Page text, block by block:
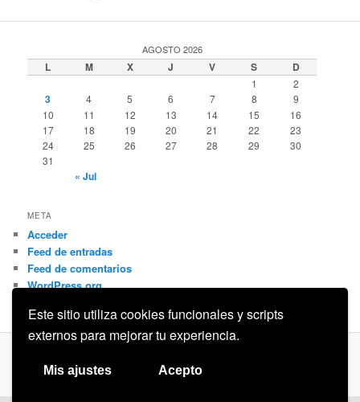
Este sitio utiliza cookies funcionales y scripts
externos para mejorar tu experiencia.
Mis ajustes Acepto
AGOSTO 2026
L M X J V S D
1 2
3 4 5 6 7 8
9
10
11 12 13 14 15
16
17
18 19 20 21 22
23
24
25 26 27 28 29
30
31
« Jul
META
Acceder
Feed de entradas
Feed de comentarios
WordPress.org
Privacidad Funciona gracias a WordPress